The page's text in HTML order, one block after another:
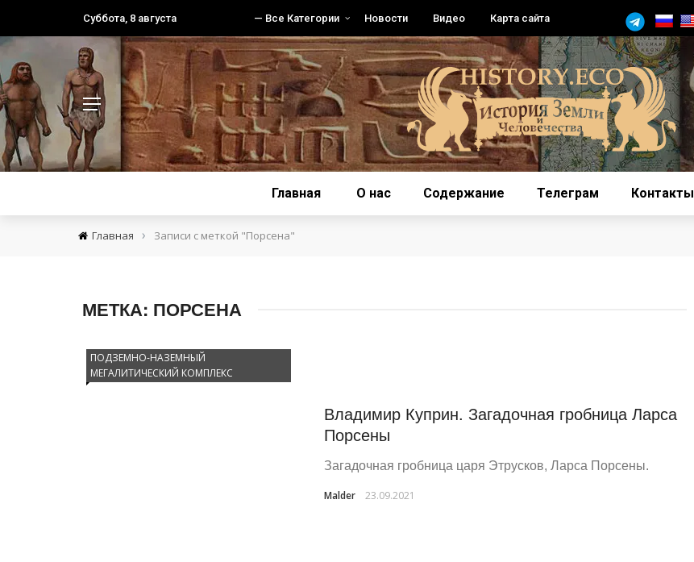
Суббота, 8 августа — Все Категории Новости Видео Карта сайта
Главная О нас Содержание Телеграм Контакты
Главная › Записи с меткой "Порсена"
МЕТКА: ПОРСЕНА
ПОДЗЕМНО-НАЗЕМНЫЙ
МЕГАЛИТИЧЕСКИЙ КОМПЛЕКС
Владимир Куприн. Загадочная гробница Ларса
Порсены
Загадочная гробница царя Этрусков, Ларса Порсены.
Malder 23.09.2021